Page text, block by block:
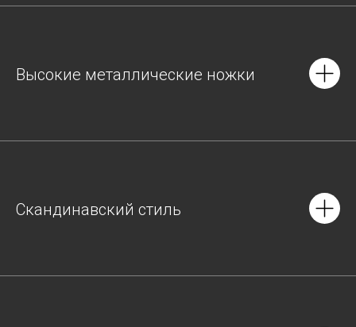
Высокие металлические ножки
Скандинавский стиль